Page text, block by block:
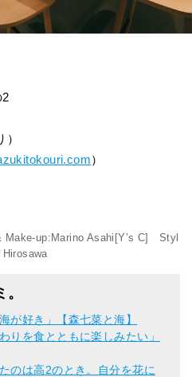
）
）
up:Marino Asahi[Y’s C] Styl
が好き」【森七菜と海】
りを食とともに楽しみたい」
のは高2のとき。自分を花に